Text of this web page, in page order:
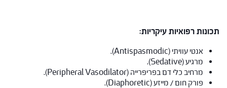
תכונות רפואיות עיקריות:
אנטי עוויתי (Antispasmodic).
מרגיע (Sedative).
מרחיב כלי דם בפריפרייה (Peripheral Vasodilator).
פורק חום / מייזע (Diaphoretic).